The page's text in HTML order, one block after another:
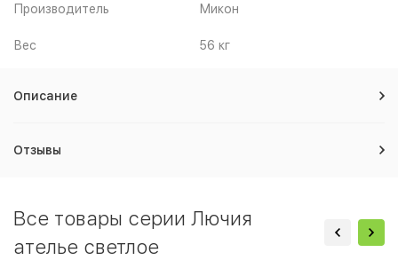
Производитель Микон
Вес 56 кг
Описание
Отзывы
Все товары серии Лючия
ателье светлое